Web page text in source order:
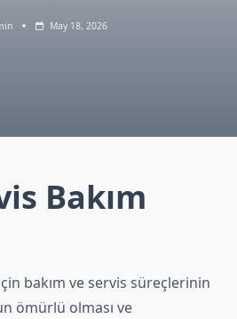
May 18, 2026
Bakım
bakım ve servis süreçlerinin
ömürlü olması ve